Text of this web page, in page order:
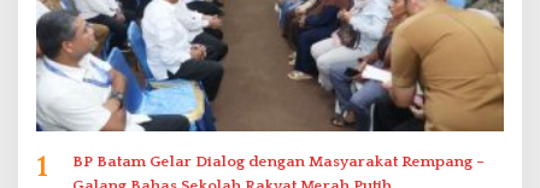
1
BP Batam Gelar Dialog dengan Masyarakat Rempang –